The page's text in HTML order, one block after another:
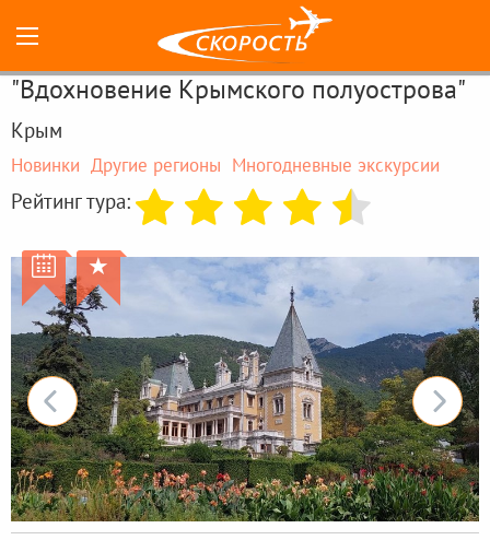
"Вдохновение Крымского полуострова"
Крым
Новинки Другие регионы Многодневные экскурсии
Рейтинг тура:
 ★